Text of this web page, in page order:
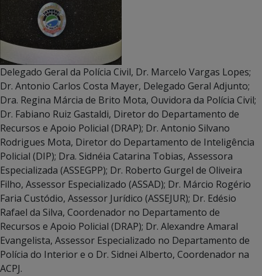
Delegado Geral da Polícia Civil, Dr. Marcelo Vargas Lopes;
Dr. Antonio Carlos Costa Mayer, Delegado Geral Adjunto;
Dra. Regina Márcia de Brito Mota, Ouvidora da Polícia Civil;
Dr. Fabiano Ruiz Gastaldi, Diretor do Departamento de
Recursos e Apoio Policial (DRAP); Dr. Antonio Silvano
Rodrigues Mota, Diretor do Departamento de Inteligência
Policial (DIP); Dra. Sidnéia Catarina Tobias, Assessora
Especializada (ASSEGPP); Dr. Roberto Gurgel de Oliveira
Filho, Assessor Especializado (ASSAD); Dr. Márcio Rogério
Faria Custódio, Assessor Jurídico (ASSEJUR); Dr. Edésio
Rafael da Silva, Coordenador no Departamento de
Recursos e Apoio Policial (DRAP); Dr. Alexandre Amaral
Evangelista, Assessor Especializado no Departamento de
Polícia do Interior e o Dr. Sidnei Alberto, Coordenador na
ACPJ.